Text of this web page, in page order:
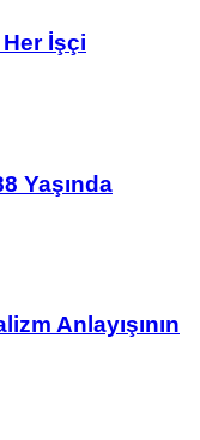
Her İşçi
Yaşında
Anlayışının